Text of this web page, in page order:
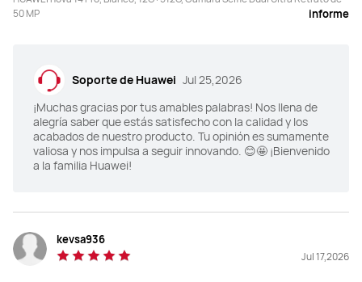
Software
NFC
Sí
Almacenamiento
NFC
Sí
50 MP
informe
Soporte de Huawei Jul 25,2026
¡Muchas gracias por tus amables palabras! Nos llena de
alegría saber que estás satisfecho con la calidad y los
acabados de nuestro producto. Tu opinión es sumamente
valiosa y nos impulsa a seguir innovando. 😊🤩 ¡Bienvenido
a la familia Huawei!
kevsa936
Jul 17,2026